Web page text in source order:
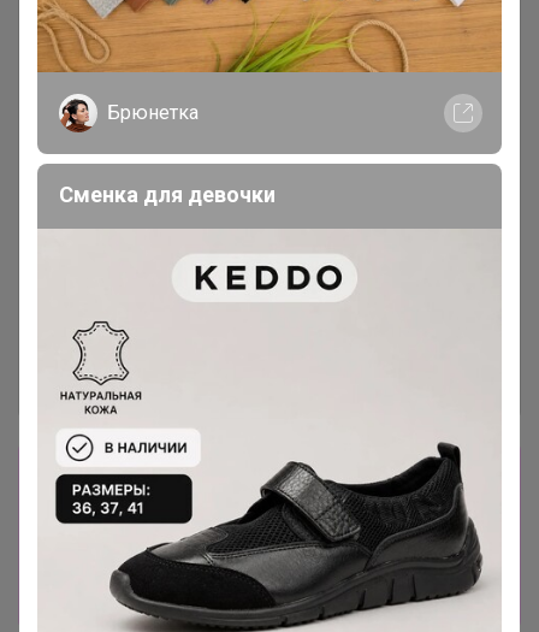
Сбор заказов в данной закупке
завершен.
К сожалению организатор еще не открыл
новую. Подпишитесь на новости закупки,
чтобы быть в курсе её открытия!
Брюнетка
Сменка для девочки